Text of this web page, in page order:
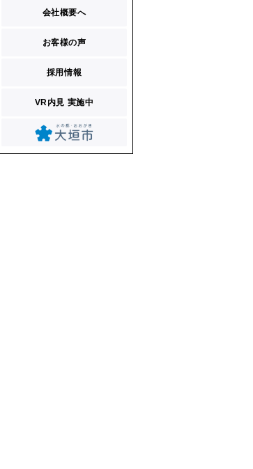
会社概要へ
お客様の声
採用情報
VR内見 実施中